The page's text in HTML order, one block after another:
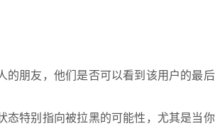
的朋友，他们是否可以看到该用户的最
态特别指向被拉黑的可能性，尤其是当